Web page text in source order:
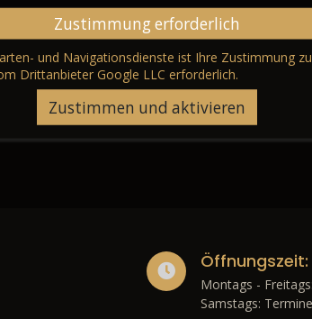
Zustimmung erforderlich
und Navigationsdienste ist Ihre Zustimmung
Drittanbieter Google LLC erforderlich.
Zustimmen und aktivieren
Öffnungszeit:
Montags -
Samstags: